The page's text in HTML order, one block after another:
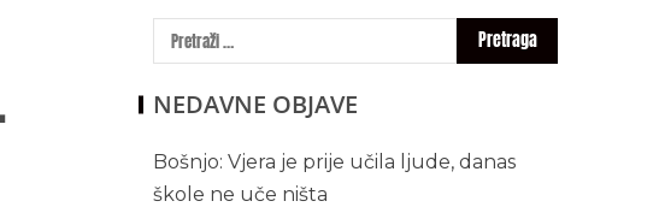
NEDAVNE OBJAVE
Bošnjo: Vjera je prije učila ljude, danas
škole ne uče ništa